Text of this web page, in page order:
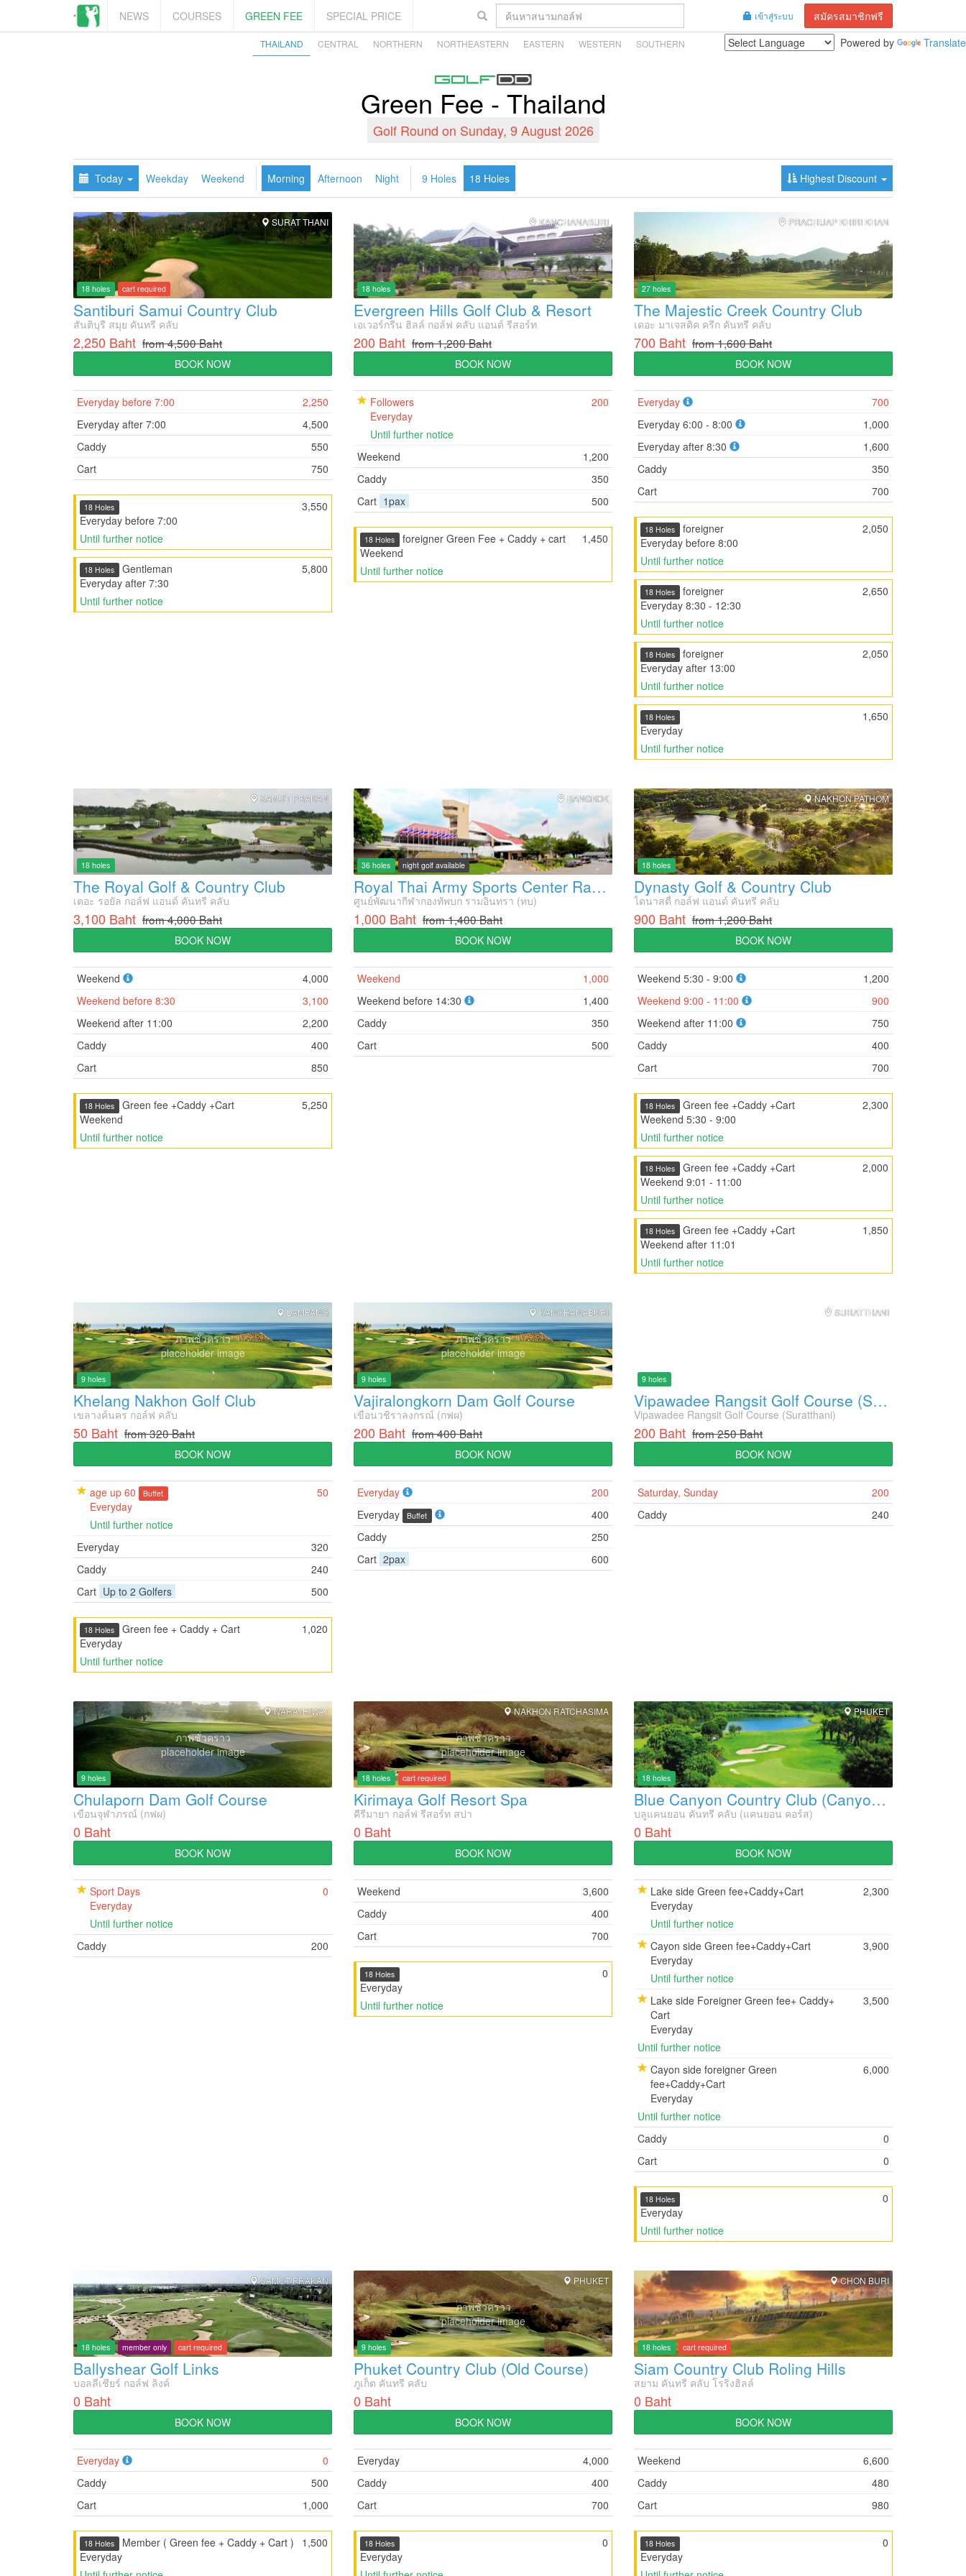
เข้าสู่ระบบ สมัครสมาชิกฟรี
NEWS COURSES GREEN FEE
SPECIAL PRICE
Powered by
Translate
THAILAND CENTRAL NORTHERN NORTHEASTERN EASTERN WESTERN SOUTHERN
Green Fee - Thailand
Golf Round on Sunday, 9 August 2026
Today Weekday Weekend Morning Afternoon Night 9 Holes 18 Holes Highest Discount
SURAT THANI
18 holes cart required
Santiburi Samui Country Club
สันติบุรี สมุย คันทรี คลับ
2,250 Baht from 4,500 Baht
BOOK NOW
Everyday before 7:00
2,250
Everyday after 7:00
4,500
Caddy
550
Cart
750
3,550
18 Holes
Everyday before 7:00
Until further notice
5,800
18 Holes Gentleman
Everyday after 7:30
Until further notice
KANCHANABURI
18 holes
Evergreen Hills Golf Club & Resort
เอเวอร์กรีน ฮิลล์ กอล์ฟ คลับ แอนด์ รีสอร์ท
200 Baht from 1,200 Baht
BOOK NOW
Followers
Everyday
Until further notice
200
Weekend
1,200
Caddy
350
Cart 1pax 500
1,450
18 Holes foreigner Green Fee + Caddy + cart
Weekend
Until further notice
PRACHUAP KHIRI KHAN
27 holes
The Majestic Creek Country Club
เดอะ มาเจสติค ครีก คันทรี คลับ
700 Baht from 1,600 Baht
BOOK NOW
Everyday
700
Everyday 6:00 - 8:00
1,000
Everyday after 8:30
1,600
Caddy
350
Cart
700
2,050
18 Holes foreigner
Everyday before 8:00
Until further notice
2,650
18 Holes foreigner
Everyday 8:30 - 12:30
Until further notice
2,050
18 Holes foreigner
Everyday after 13:00
Until further notice
1,650
18 Holes
Everyday
Until further notice
SAMUT PRAKAN
18 holes
The Royal Golf & Country Club
เดอะ รอยัล กอล์ฟ แอนด์ คันทรี คลับ
3,100 Baht from 4,000 Baht
BOOK NOW
Weekend
4,000
Weekend before 8:30
3,100
Weekend after 11:00
2,200
Caddy
400
Cart
850
5,250
18 Holes Green fee +Caddy +Cart
Weekend
Until further notice
BANGKOK
36 holes night golf available
Royal Thai Army Sports Center Ramindra Golf Course
ศูนย์พัฒนากีฬากองทัพบก รามอินทรา (ทบ)
1,000 Baht from 1,400 Baht
BOOK NOW
Weekend
1,000
Weekend before 14:30
1,400
Caddy
350
Cart
500
NAKHON PATHOM
18 holes
Dynasty Golf & Country Club
ไดนาสตี้ กอล์ฟ แอนด์ คันทรี คลับ
900 Baht from 1,200 Baht
BOOK NOW
Weekend 5:30 - 9:00
1,200
Weekend 9:00 - 11:00
900
Weekend after 11:00
750
Caddy
400
Cart
700
2,300
18 Holes Green fee +Caddy +Cart
Weekend 5:30 - 9:00
Until further notice
2,000
18 Holes Green fee +Caddy +Cart
Weekend 9:01 - 11:00
Until further notice
1,850
18 Holes Green fee +Caddy +Cart
Weekend after 11:01
Until further notice
ภาพชั่วคราว
placeholder image
LAMPANG
9 holes
Khelang Nakhon Golf Club
เขลางค์นคร กอล์ฟ คลับ
50 Baht from 320 Baht
BOOK NOW
age up 60 Buffet
Everyday
Until further notice
50
Everyday
320
Caddy
240
Cart Up to 2 Golfers 500
1,020
18 Holes Green fee + Caddy + Cart
Everyday
Until further notice
ภาพชั่วคราว
placeholder image
KANCHANABURI
9 holes
Vajiralongkorn Dam Golf Course
เขื่อนวชิราลงกรณ์ (กฟผ)
200 Baht from 400 Baht
BOOK NOW
Everyday
200
Everyday
Buffet
400
Caddy
250
Cart 2pax 600
SURATTHANI
9 holes
Vipawadee Rangsit Golf Course (Suratthani)
Vipawadee Rangsit Golf Course (Suratthani)
200 Baht from 250 Baht
BOOK NOW
Saturday, Sunday
200
Caddy
240
ภาพชั่วคราว
placeholder image
NARATHIWAT
9 holes
Chulaporn Dam Golf Course
เขื่อนจุฬาภรณ์ (กฟผ)
0 Baht
BOOK NOW
Sport Days
Everyday
Until further notice
0
Caddy 200
ภาพชั่วคราว
placeholder image
NAKHON RATCHASIMA
18 holes cart required
Kirimaya Golf Resort Spa
คีรีมายา กอล์ฟ รีสอร์ท สปา
0 Baht
BOOK NOW
Weekend
3,600
Caddy
400
Cart
700
0
18 Holes
Everyday
Until further notice
PHUKET
18 holes
Blue Canyon Country Club (Canyon Course)
บลูแคนยอน คันทรี คลับ (แคนยอน คอร์ส)
0 Baht
BOOK NOW
Lake side Green fee+Caddy+Cart
Everyday
Until further notice
2,300
Cayon side Green fee+Caddy+Cart
Everyday
Until further notice
3,900
Lake side Foreigner Green fee+ Caddy+
Cart
Everyday
Until further notice
3,500
Cayon side foreigner Green
fee+Caddy+Cart
Everyday
Until further notice
6,000
Caddy
0
Cart
0
0
18 Holes
Everyday
Until further notice
SAMUT PRAKAN
18 holes member only cart required
Ballyshear Golf Links
บอลลี่เชียร์ กอล์ฟ ลิงค์
0 Baht
BOOK NOW
Everyday
0
Caddy
500
Cart
1,000
1,500
18 Holes Member ( Green fee + Caddy + Cart )
Everyday
ภาพชั่วคราว
placeholder image
PHUKET
9 holes
Phuket Country Club (Old Course)
ภูเก็ต คันทรี คลับ
0 Baht
BOOK NOW
Everyday
4,000
Caddy
400
Cart
700
0
18 Holes
Everyday
CHON BURI
18 holes cart required
Siam Country Club Roling Hills
สยาม คันทรี คลับ โรริ่งฮิลล์
0 Baht
BOOK NOW
Weekend
6,600
Caddy
480
Cart
980
0
18 Holes
Everyday